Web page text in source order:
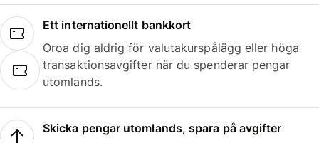
Ett internationellt bankkort
Oroa dig aldrig för valutakurspålägg eller höga
transaktionsavgifter när du spenderar pengar
utomlands.
Skicka pengar utomlands, spara på avgifter